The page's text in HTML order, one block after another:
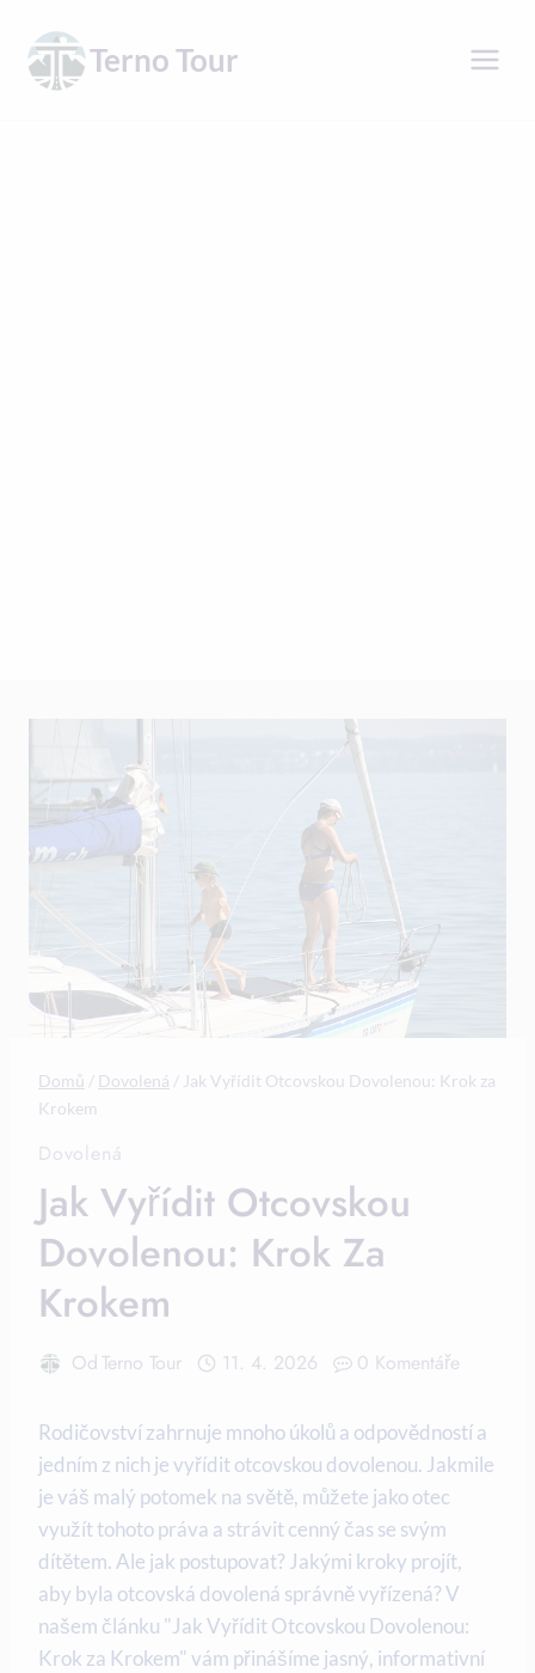
obsah
Terno Tour
Domů / Dovolená / Jak Vyřídit Otcovskou Dovolenou: Krok za
Krokem
Dovolená
Jak Vyřídit Otcovskou
Dovolenou: Krok Za
Krokem
OdTerno Tour 11. 4. 2026 0 Komentáře
Rodičovství zahrnuje mnoho úkolů a odpovědností ⁢a
jedním z nich je vyřídit otcovskou dovolenou. Jakmile
je váš malý potomek na světě, můžete jako⁣ otec
využít tohoto práva⁢ a strávit ​cenný čas se svým
dítětem. Ale jak ​postupovat?⁣ Jakými⁣ kroky projít,
aby ⁣byla otcovská dovolená správně vyřízená? V
našem článku "Jak⁢ Vyřídit Otcovskou‌ Dovolenou:
Krok za Krokem" ​vám přinášíme jasný, informativní